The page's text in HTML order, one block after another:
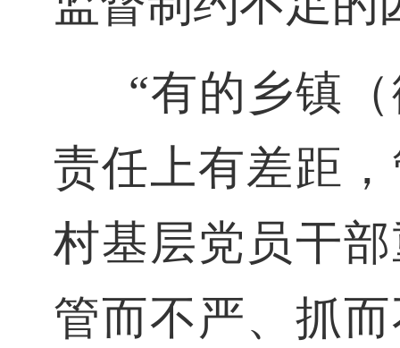
“有的乡镇
责任上有差距
村基层党员干
管而不严、抓